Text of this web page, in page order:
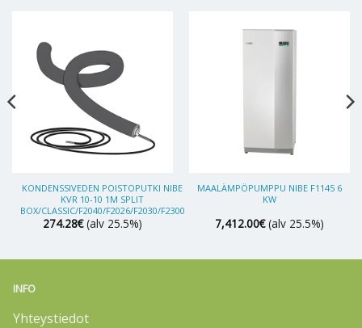
KONDENSSIVEDEN POISTOPUTKI NIBE
KVR 10-10 1M SPLIT
BOX/CLASSIC/F2040/F2026/F2030/F2300
274.28€ (alv 25.5%)
MAALÄMPÖPUMPPU NIBE F1145 6
KW
7,412.00€ (alv 25.5%)
INFO
Yhteystiedot